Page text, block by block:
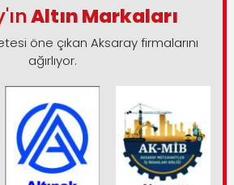
Altın Markaları
öne çıkan Aksaray firmalarını
ağırlıyor.